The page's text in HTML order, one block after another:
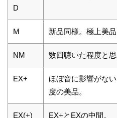
D
M 新品同様。極上美品
NM 数回聴いた程度と
EX+
ほぼ音に影響がな
度の美品。
EX(+) EX+とEXの中間。